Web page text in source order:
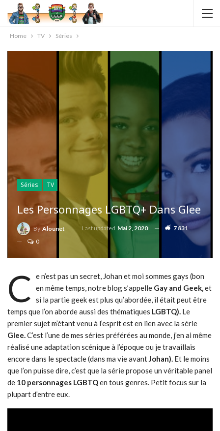
Home TV Séries
Séries TV
Les Personnages LGBTQ+ Dans Glee
By Alounet Last updated Mai 2, 2020
7 831
0
C
e n’est pas un secret, Johan et moi sommes gays (bon
en même temps, notre blog s’appelle Gay and Geek,et
si la partie geek est plus qu’abordée, il était peut être
temps que l’on aborde aussi des thématiques LGBTQ). Le
premier sujet m’étant venu à l’esprit est en lien avec la série
Glee.C’est l’une de mes séries préférées au monde, j’en ai même
réalisé une adaptation scénique à l’époque ou je travaillais
encore dans le spectacle (dans ma vie avantJohan). Et le moins
que l’on puisse dire, c’est que la série propose un véritable panel
de 10 personnages LGBTQen tous genres. Petit focus sur la
plupart d’entre eux.